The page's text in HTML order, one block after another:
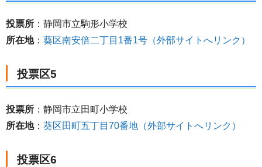
投票所 ：静岡市立駒形小学校
所在地： 葵区南安倍二丁目1番1号（外部サイトへリンク）
投票区5
投票所 ：静岡市立田町小学校
所在地： 葵区田町五丁目70番地（外部サイトへリンク）
投票区6